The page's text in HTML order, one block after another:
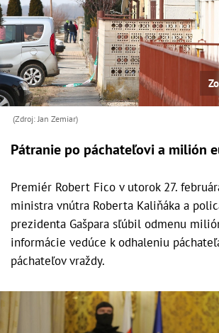
(Zdroj: Jan Zemiar)
Pátranie po páchateľovi a milión
Premiér Robert Fico v utorok 27.
ministra vnútra Roberta Kaliňáka a
prezidenta Gašpara sľúbil odmenu
informácie vedúce k odhaleniu
páchateľov vraždy.